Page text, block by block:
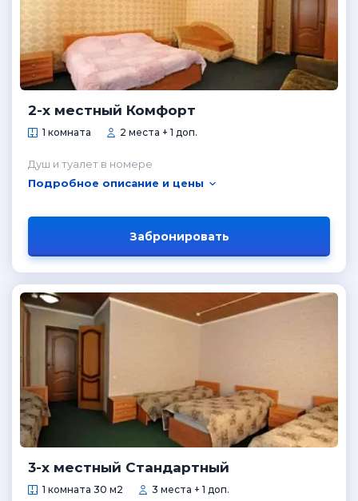
2-х местный Комфорт
1 комната 2 места + 1 доп.
Душ и туалет в номере
Подробное описание и цены
Забронировать
3-х местный Стандартный
1 комната 30 м2 3 места + 1 доп.